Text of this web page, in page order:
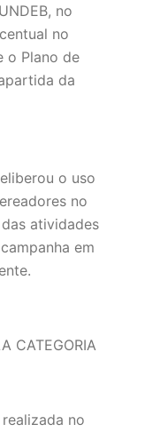
no
no
o Plano de
da
o uso
no
atividades
em
CATEGORIA
no